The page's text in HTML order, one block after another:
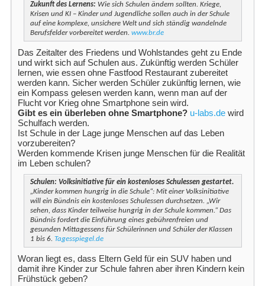
Zukunft des Lernens: Wie sich Schulen ändern sollten. Kriege,
Krisen und KI – Kinder und Jugendliche sollen auch in der Schule
auf eine komplexe, unsichere Welt und sich ständig wandelnde
Berufsfelder vorbereitet werden. www.br.de
Das Zeitalter des Friedens und Wohlstandes geht zu Ende
und wirkt sich auf Schulen aus. Zukünftig werden Schüler
lernen, wie essen ohne Fastfood Restaurant zubereitet
werden kann. Sicher werden Schüler zukünftig lernen, wie
ein Kompass gelesen werden kann, wenn man auf der
Flucht vor Krieg ohne Smartphone sein wird.
Gibt es ein überleben ohne Smartphone? u-labs.de wird
Schulfach werden.
Ist Schule in der Lage junge Menschen auf das Leben
vorzubereiten?
Werden kommende Krisen junge Menschen für die Realität
im Leben schulen?
Schulen: Volksinitiative für ein kostenloses Schulessen gestartet.
„Kinder kommen hungrig in die Schule“: Mit einer Volksinitiative
will ein Bündnis ein kostenloses Schulessen durchsetzen. „Wir
sehen, dass Kinder teilweise hungrig in der Schule kommen.“ Das
Bündnis fordert die Einführung eines gebührenfreien und
gesunden Mittagessens für Schülerinnen und Schüler der Klassen
1 bis 6. Tagesspiegel.de
Woran liegt es, dass Eltern Geld für ein SUV haben und
damit ihre Kinder zur Schule fahren aber ihren Kindern kein
Frühstück geben?